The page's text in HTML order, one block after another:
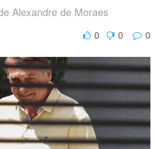
Alexandre de Moraes
0 0 0